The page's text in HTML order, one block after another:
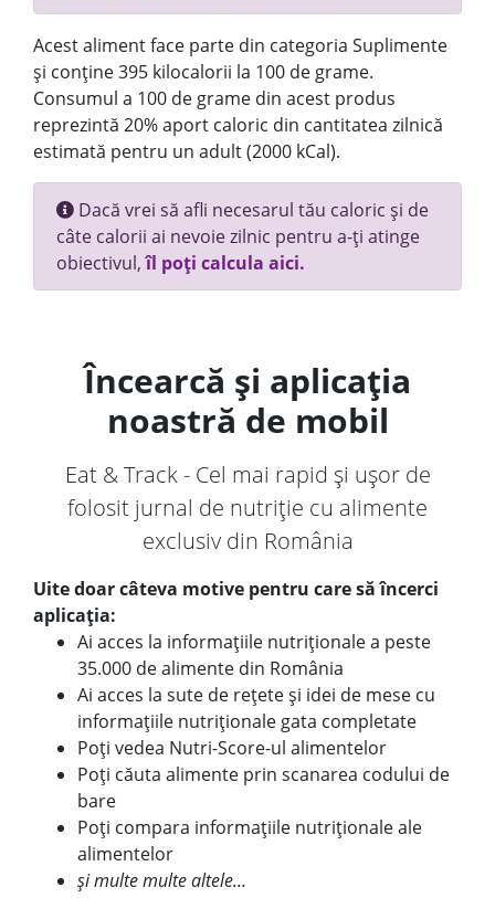
Acest aliment face parte din categoria Suplimente
și conține 395 kilocalorii la 100 de grame.
Consumul a 100 de grame din acest produs
reprezintă 20% aport caloric din cantitatea zilnică
estimată pentru un adult (2000 kCal).
Dacă vrei să afli necesarul tău caloric și de
câte calorii ai nevoie zilnic pentru a-ți atinge
obiectivul,îl poți calcula aici.
Încearcă și aplicația
noastră de mobil
Eat & Track - Cel mai rapid și ușor de
folosit jurnal de nutriție cu alimente
exclusiv din România
Uite doar câteva motive pentru care să încerci
aplicația:
Ai acces la informațiile nutriționale a peste
35.000 de alimente din România
Ai acces la sute de rețete și idei de mese cu
informațiile nutriționale gata completate
Poți vedea Nutri-Score-ul alimentelor
Poți căuta alimente prin scanarea codului de
bare
Poți compara informațiile nutriționale ale
alimentelor
și multe multe altele...